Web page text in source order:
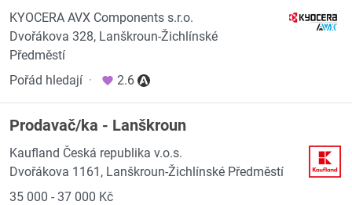
KYOCERA AVX Components s.r.o.
Dvořákova 328, Lanškroun-Žichlínské
Předměstí
Pořád hledají · 2.6
Prodavač/ka - Lanškroun
Kaufland Česká republika v.o.s.
Dvořákova 1161, Lanškroun-Žichlínské Předměstí
35 000 - 37 000 Kč